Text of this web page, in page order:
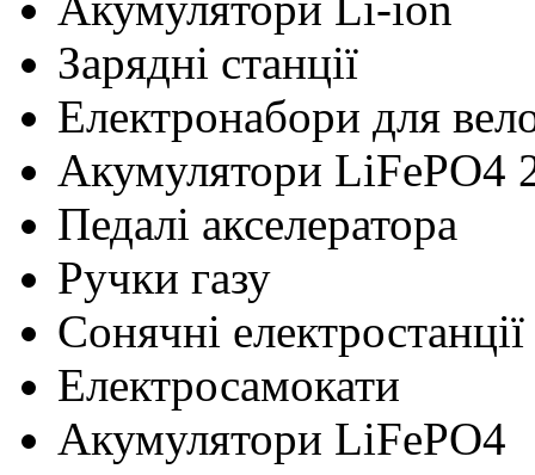
Зарядні станції
Електронабори для
Акумулятори LiFePO4
Педалі акселератора
Ручки газу
Сонячні електростанції
Електросамокати
Акумулятори LiFePO4